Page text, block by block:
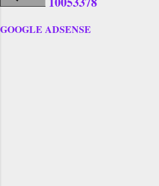
GOOGLE ADSENSE